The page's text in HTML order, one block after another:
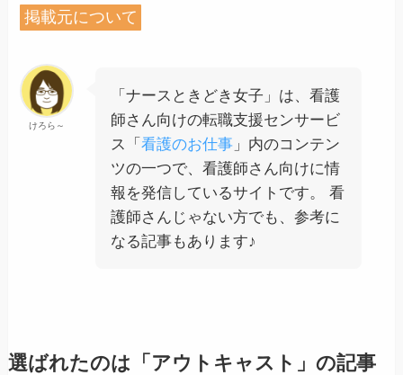
掲載元について
けろら～
「ナースときどき女子」は、看護
師さん向けの転職支援センサービ
ス「看護のお仕事 」内のコンテン
ツの一つで、看護師さん向けに情
報を発信しているサイトです。 看
護師さんじゃない方でも、参考に
なる記事もあります♪
選ばれたのは「アウトキャスト」の記事